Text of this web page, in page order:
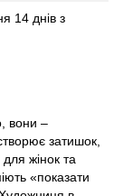
14 днів з
вони –
затишок,
жінок та
«показати